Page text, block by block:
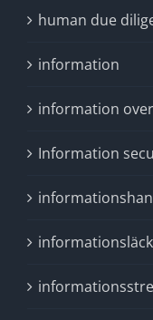
human due
information
information
Information